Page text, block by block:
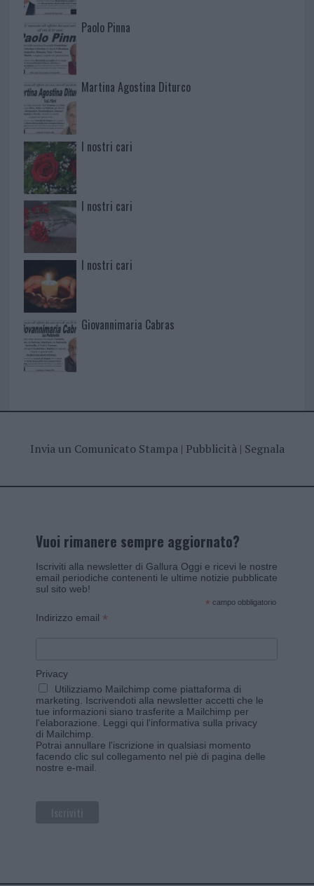
Paolo Pinna
Martina Agostina Diturco
I nostri cari
I nostri cari
I nostri cari
Giovannimaria Cabras
Invia un Comunicato Stampa| Pubblicità| Segnala
Vuoi rimanere sempre aggiornato?
Iscriviti alla newsletter di Gallura Oggi e ricevi le nostre
email periodiche contenenti le ultime notizie pubblicate
sul sito web!
* campo obbligatorio
Indirizzo email *
Privacy
Utilizziamo Mailchimp come piattaforma di
marketing. Iscrivendoti alla newsletter accetti che le
tue informazioni siano trasferite a Mailchimp per
l'elaborazione. Leggi qui l'informativa sulla privacy
di Mailchimp
Potrai annullare l'iscrizione in qualsiasi momento
facendo clic sul collegamento nel piè di pagina delle
nostre e-mail.